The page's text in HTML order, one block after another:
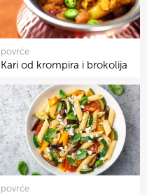
povrće
Kari od krompira i brokolija
povrće